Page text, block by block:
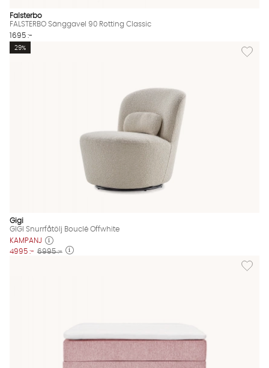
Falsterbo
FALSTERBO Sänggavel 90 Rotting Classic
1695 :-
Lägg
29%
Gigi
GIGI Snurrfåtölj Bouclé Offwhite
KAMPANJ
4995 :- 6995 :-
Lägg